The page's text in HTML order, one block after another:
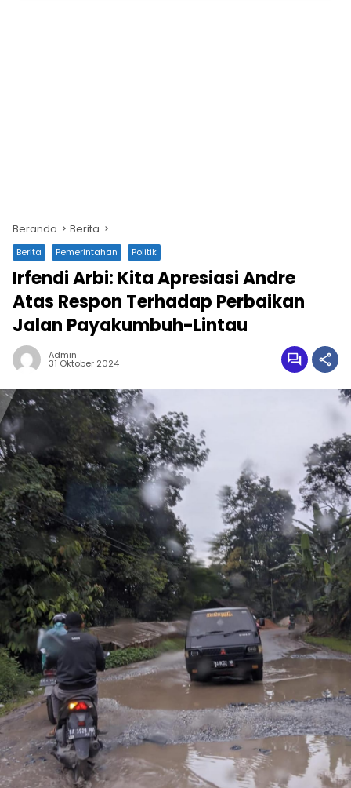
Beranda Berita
Berita Pemerintahan Politik
Irfendi Arbi: Kita Apresiasi Andre
Atas Respon Terhadap Perbaikan
Jalan Payakumbuh-Lintau
Admin
31 Oktober 2024